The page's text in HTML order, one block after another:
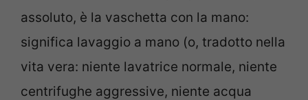
assoluto, è la vaschetta con la mano:
significa lavaggio a mano (o, tradotto nella
vita vera: niente lavatrice normale, niente
centrifughe aggressive, niente acqua